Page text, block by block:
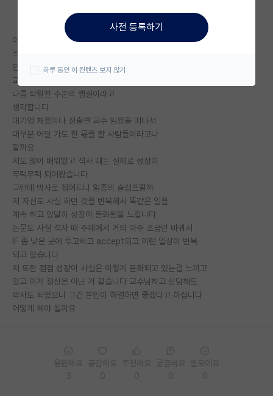
미국 대학원 합격 후기 게시판
대학원생 모집 게시판
연구실(PI) 홍보 게시판
석박사 채용 정보 게시판
임용 정보 게시판
학부 인턴 게시판
취업 게시판
임용 후기 게시판
PI 전용 게시판
인문사회 계열 게시판
특수/전문대학원 게시판
반도체/AI 게시판
이제 박사 2년차네요
석사부터 이 연구실에서 시작해서
만3년을 채워갑니다
교수님도 훌륭하시고 국내지만
나름 탁월한 수준의 랩실이라고
생각합니다
대기업 채용이나 정출연 교수 임용을 떠나서
대부분 어딜 가도 한 몫을 할 사람들이라고나
할까요
저도 많이 배워봤고 석사 때는 실제로 성장이
무럭무럭 되어왔습니다
그런데 박사로 접어드니 일종의 슬럼프랄까
저 자신도 사실 하던 것을 반복해서 똑같은 일을
계속 하고 있달까 성장이 둔화됨을 느낍니다
논문도 사실 석사 때 주제에서 거의 아주 조금만 바꿔서
IF 좀 낮은 곳에 투고하고 accept되고 이런 일상이 반복
되고 있습니다
저 또한 점점 성장이 사실은 이렇게 둔화되고 있는걸 느끼고
있고 이게 정상은 아닌 거 같습니다 교수님하고 상담해도
박사도 되었으니 그건 본인이 해결하면 좋겠다고 하십니다
어떻게 해야 될까요
사전 등록하기
하루 동안 이 컨텐츠 보지 않기